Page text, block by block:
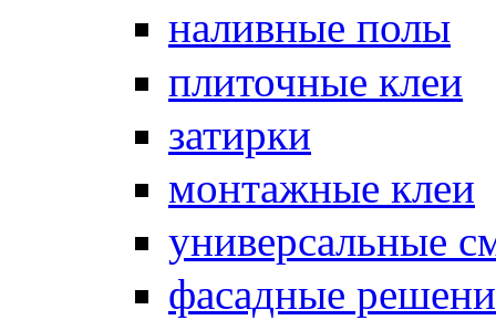
наливные полы
плиточные клеи
затирки
монтажные клеи
универсальные
фасадные